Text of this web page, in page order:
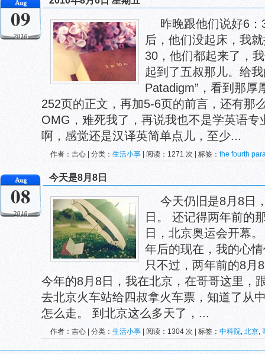
Aug
09
2010
昨晚跟他们说好6
后，他们没起床，我
30，他们都起来了，
起到了五叔那儿。给
Patadigm”，看到那厚
252页的正文，再加5-6页的前言，还有那
OMG，难死我了，再说我也不是学英语
啊，感觉还是汉译英简单点儿，至少...
作者：吉心 | 分类： 生活小事 | 阅读：1271 次 | 标签： the fourth
Aug
08
2010
今天是8月8日
今天仍旧是8月8日
日。 还记得两年前的
日，北京奥运会开幕
年后的现在，我的心
只不过，两年前的8月
今年的8月8日，我在北京，在哥哥这里，
去北京火车站给四叔拿火车票，知道了从
怎么走。 到北京这么多天了，...
作者：吉心 | 分类： 生活小事 | 阅读：1304 次 | 标签： 中科院, 北京,